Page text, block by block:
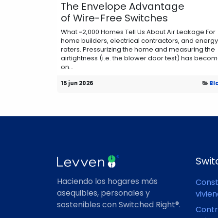
The Envelope Advantage
of Wire-Free Switches
What ~2,000 Homes Tell Us About Air Leakage For
home builders, electrical contractors, and energy
raters. Pressurizing the home and measuring the
airtightness (i.e. the blower door test) has
on...
15 jun 2026
Haciendo los hogares más
asequibles, personales y
sostenibles con Switched Right®.